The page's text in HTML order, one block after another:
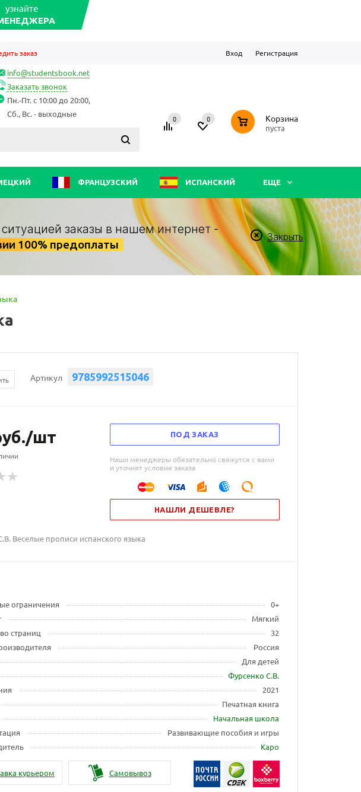
узнайте
заказ Вход Регистрация
info@studentsbook.net
Заказать звонок
Пн.-Пт. с 10:00 до 20:00,
Сб., Вс. - выходные
0 0 0 Корзина
пуста
ФРАНЦУЗСКИЙ ИСПАНСКИЙ ЕЩЕ
заказы в нашем интернет -
100% предоплаты
Закрыть
Артикул 9785992515046
/шт ПОД ЗАКАЗ
Наши менеджеры обязательно свяжутся с вами
и уточнят условия заказа
НАШЛИ ДЕШЕВЛЕ?
Веселые прописи испанского языка
ограничения
0+
Мягкий
страниц
32
Россия
Для детей
Фурсенко С.В.
2021
Печатная книга
Начальная школа
Развивающие пособия и игры
Каро
курьером Самовывоз